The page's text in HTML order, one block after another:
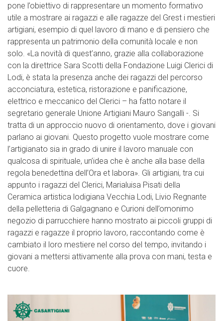
pone l’obiettivo di rappresentare un momento formativo
utile a mostrare ai ragazzi e alle ragazze del Grest i mestieri
artigiani, esempio di quel lavoro di mano e di pensiero che
rappresenta un patrimonio della comunità locale e non
solo. «La novità di quest’anno, grazie alla collaborazione
con la direttrice Sara Scotti della Fondazione Luigi Clerici di
Lodi, è stata la presenza anche dei ragazzi del percorso
acconciatura, estetica, ristorazione e panificazione,
elettrico e meccanico del Clerici – ha fatto notare il
segretario generale Unione Artigiani Mauro Sangalli -. Si
tratta di un approccio nuovo di orientamento, dove i giovani
parlano ai giovani. Questo progetto vuole mostrare come
l’artigianato sia in grado di unire il lavoro manuale con
qualcosa di spirituale, un’idea che è anche alla base della
regola benedettina dell’Ora et labora». Gli artigiani, tra cui
appunto i ragazzi del Clerici, Marialuisa Pisati della
Ceramica artistica lodigiana Vecchia Lodi, Livio Regnante
della pelletteria di Galgagnano e Curioni dell’omonimo
negozio di parrucchiere hanno mostrato ai piccoli gruppi di
ragazzi e ragazze il proprio lavoro, raccontando come è
cambiato il loro mestiere nel corso del tempo, invitando i
giovani a mettersi attivamente alla prova con mani, testa e
cuore.